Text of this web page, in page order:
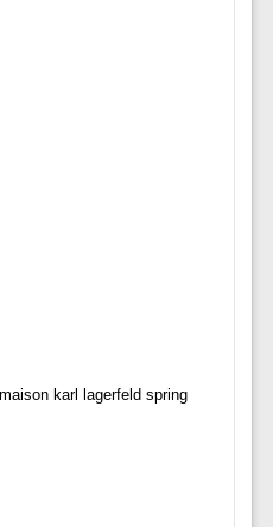
karl lagerfeld spring